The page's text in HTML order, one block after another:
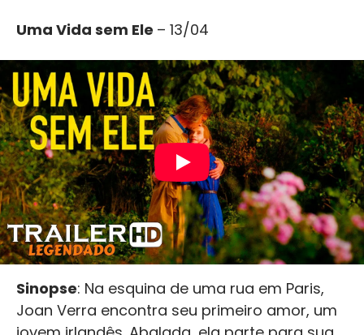
Uma Vida sem Ele – 13/04
Sinopse: Na esquina de uma rua em Paris,
Joan Verra encontra seu primeiro amor, um